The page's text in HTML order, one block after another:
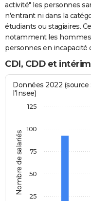
activité" les personnes
n'entrant ni dans la
étudiants ou stagiaires.
notamment les
personnes en incapacité
CDI, CDD et
Nombre de salariés
Données 2022
l'Insee)
25
50
75
100
125